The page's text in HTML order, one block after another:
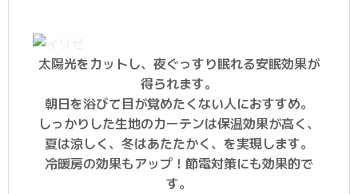
太陽光をカットし、夜ぐっすり眠れる安眠効果が
得られます。
朝日を浴びて目が覚めたくない人におすすめ。
しっかりした生地のカーテンは保温効果が高く、
夏は涼しく、冬はあたたかく、を実現します。
冷暖房の効果もアップ！節電対策にも効果的で
す。